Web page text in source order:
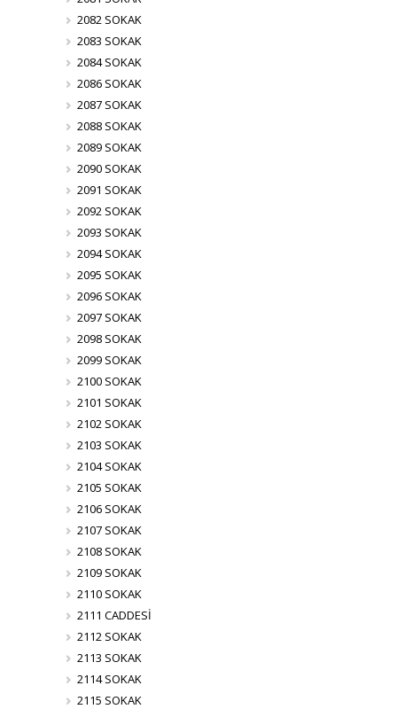
2082 SOKAK
2083 SOKAK
2084 SOKAK
2086 SOKAK
2087 SOKAK
2088 SOKAK
2089 SOKAK
2090 SOKAK
2091 SOKAK
2092 SOKAK
2093 SOKAK
2094 SOKAK
2095 SOKAK
2096 SOKAK
2097 SOKAK
2098 SOKAK
2099 SOKAK
2100 SOKAK
2101 SOKAK
2102 SOKAK
2103 SOKAK
2104 SOKAK
2105 SOKAK
2106 SOKAK
2107 SOKAK
2108 SOKAK
2109 SOKAK
2110 SOKAK
2111 CADDESİ
2112 SOKAK
2113 SOKAK
2114 SOKAK
2115 SOKAK